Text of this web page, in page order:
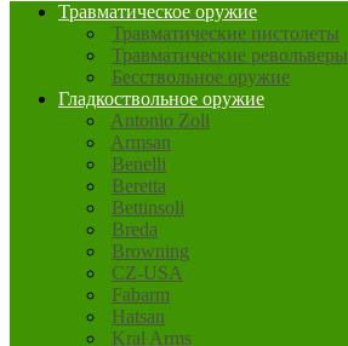
Травматическое оружие
Травматические пистолеты
Травматические револьверы
Бесствольное оружие
Гладкоствольное оружие
Antonio Zoli
Armsan
Benelli
Beretta
Bettinsoli
Breda
Browning
CZ-USA
Fabarm
Hatsan
Kral Arms